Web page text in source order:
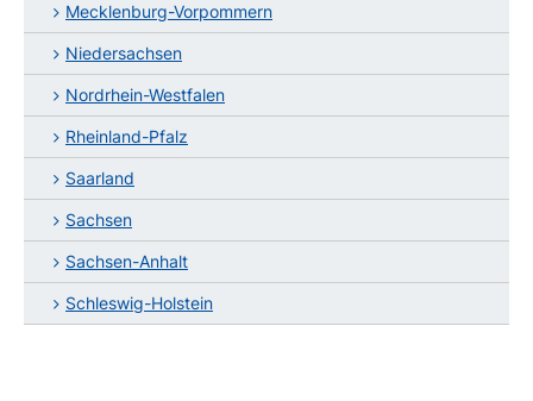
Mecklenburg-Vorpommern
Niedersachsen
Nordrhein-Westfalen
Rheinland-Pfalz
Saarland
Sachsen
Sachsen-Anhalt
Schleswig-Holstein